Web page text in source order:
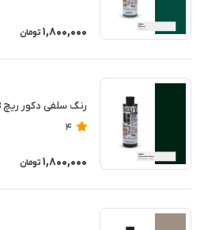
1,800,000 تومان
رنگ سلفی دکور ریچ 848
4
1,800,000 تومان